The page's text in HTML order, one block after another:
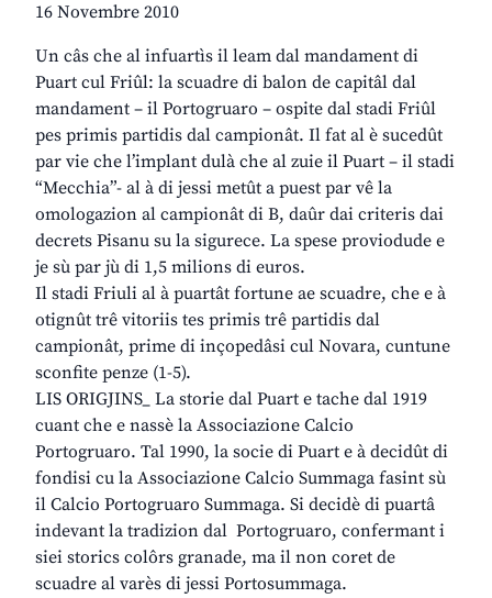
16 Novembre 2010
Un câs che al infuartìs il leam dal mandament di
Puart cul Friûl: la scuadre di balon de capitâl dal
mandament – il Portogruaro – ospite dal stadi Friûl
pes primis partidis dal campionât. Il fat al è sucedût
par vie che l’implant dulà che al zuie il Puart – il stadi
“Mecchia”- al à di jessi metût a puest par vê la
omologazion al campionât di B, daûr dai criteris dai
decrets Pisanu su la sigurece. La spese proviodude e
je sù par jù di 1,5 milions di euros.
Il stadi Friuli al à puartât fortune ae scuadre, che e à
otignût trê vitoriis tes primis trê partidis dal
campionât, prime di inçopedâsi cul Novara, cuntune
sconfite penze (1-5).
LIS ORIGJINS_ La storie dal Puart e tache dal 1919
cuant che e nassè la Associazione Calcio
Portogruaro. Tal 1990, la socie di Puart e à decidût di
fondisi cu la Associazione Calcio Summaga fasint sù
il Calcio Portogruaro Summaga. Si decidè di puartâ
indevant la tradizion dal Portogruaro, confermant i
siei storics colôrs granade, ma il non coret de
scuadre al varès di jessi Portosummaga.